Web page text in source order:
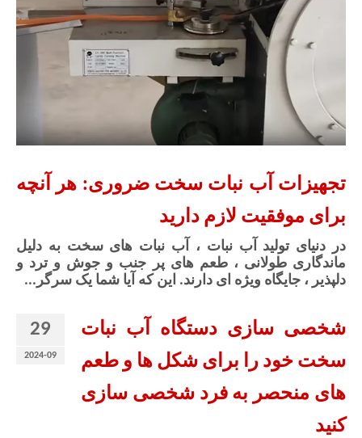
تجهیزات آب نبات سخت ضروری: هر آنچه
برای موفقیت لازم دارید
در دنیای تولید آب نبات ، آب نبات های سخت به دلیل
ماندگاری طولانی ، طعم های پر جنب و جوش و ترد و
دلپذیر ، جایگاه ویژه ای دارند. این که آیا شما یک سرگر...
29
2024-09
شخصی سازی دستگاه آب نبات
سخت خود را برای شکل ها و طعم
های منحصر به فرد شخصی سازی
کنید